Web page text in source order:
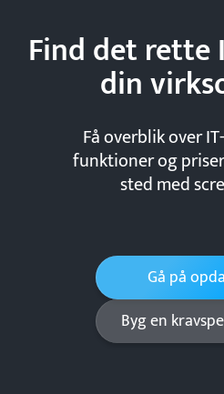
Find det rette
din
Få overblik over
funktioner og
sted med
Gå på
Byg en